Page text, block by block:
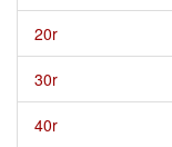
20r
30r
40r